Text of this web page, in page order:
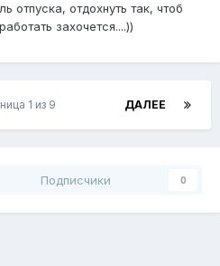
отпуска, отдохнуть так, чтоб
захочется....))
ДАЛЕЕ
1 из 9
Подписчики 0